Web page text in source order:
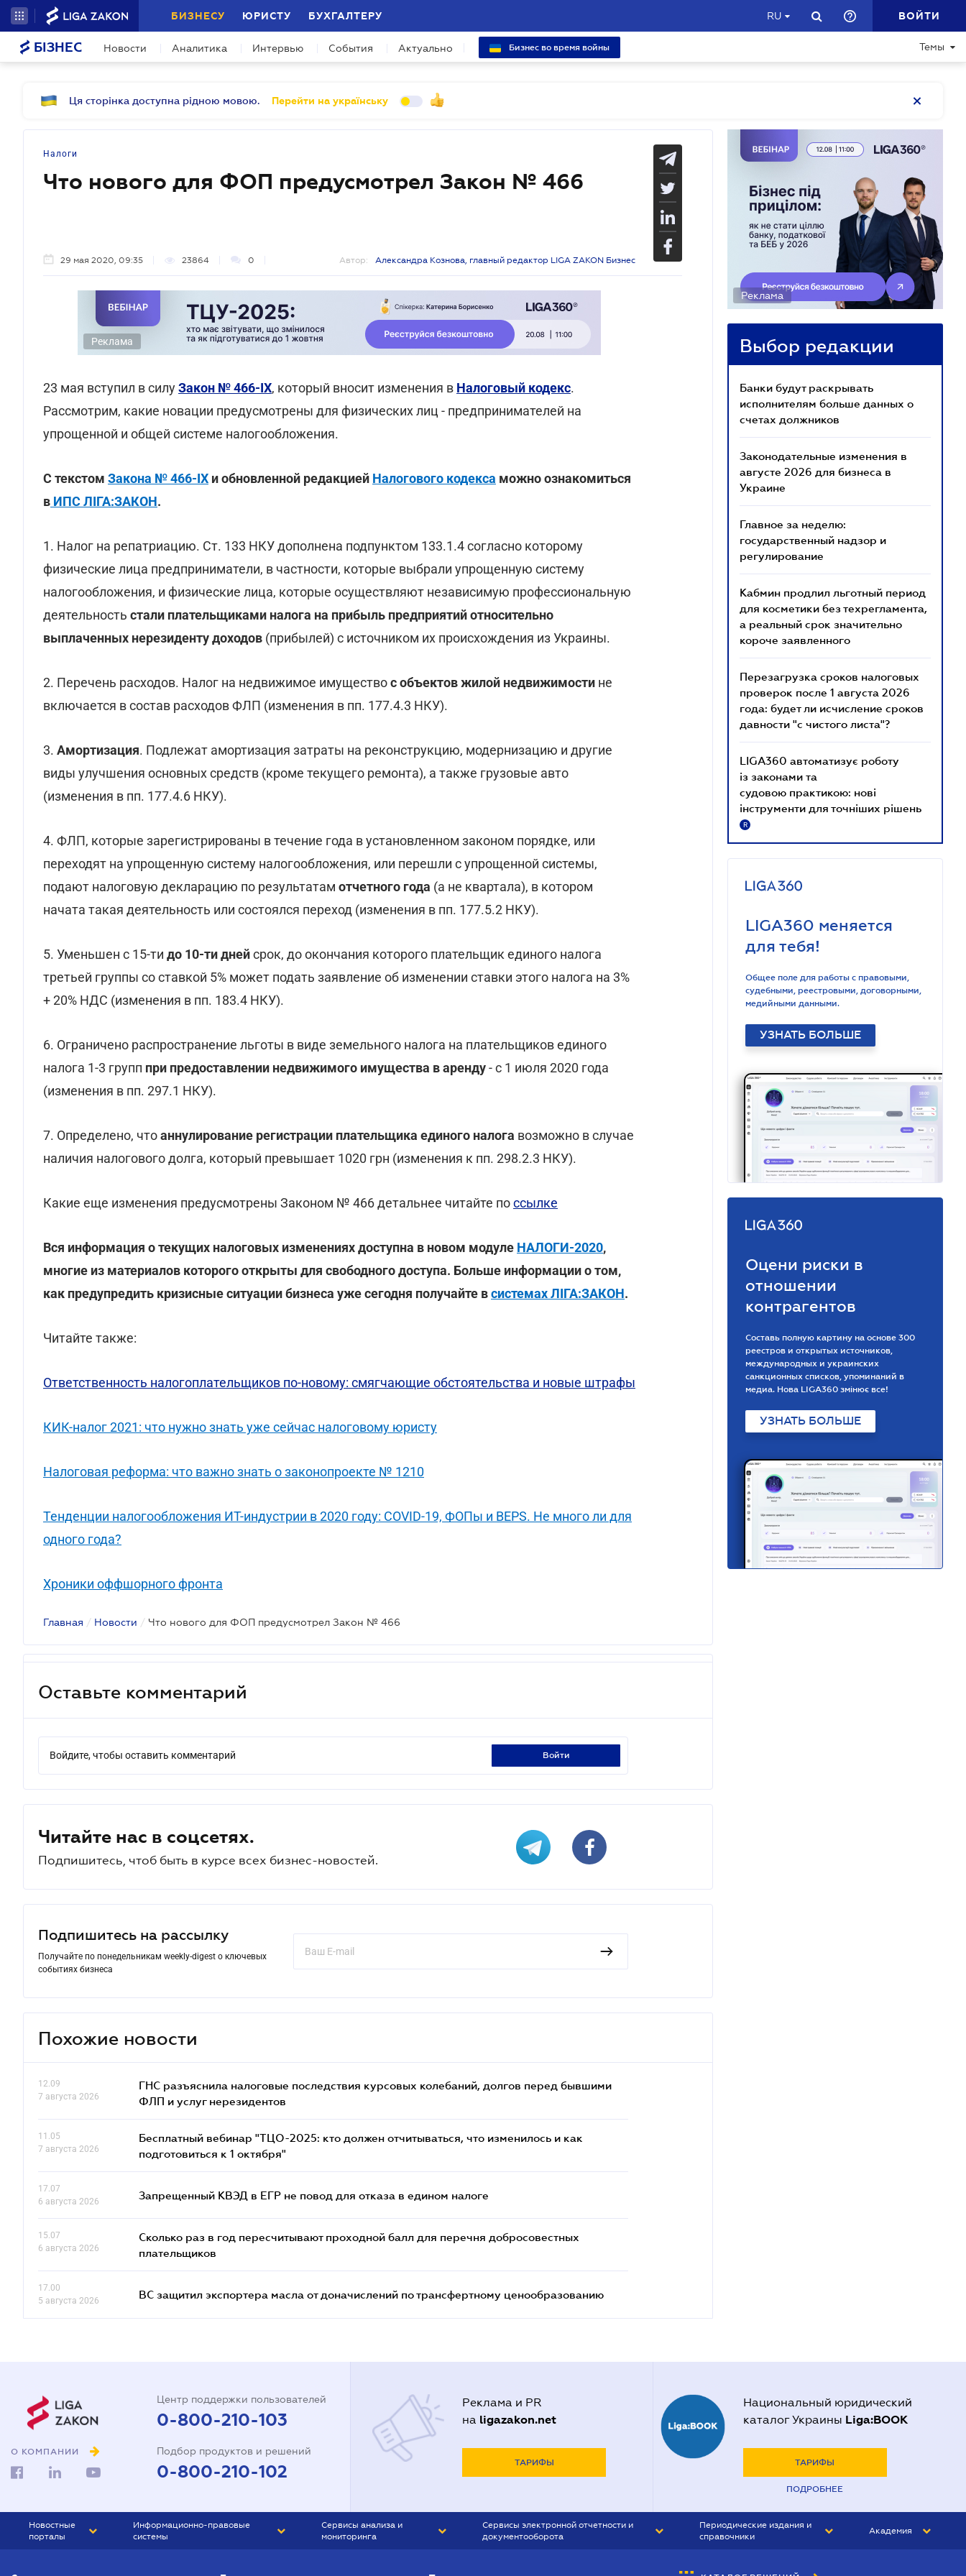
БИЗНЕСУ ЮРИСТУ БУХГАЛТЕРУ RU ВОЙТИ
БІЗНЕС Новости Аналитика Интервью События Актуально Бизнес во время войны Темы
Ця сторінка доступна рідною мовою. Перейти на українську
Налоги
Что нового для ФОП предусмотрел Закон № 466
29 мая 2020, 09:35 23864 0 Автор: Александра Кознова, главный редактор LIGA ZAKON Бизнес
Реклама
23 мая вступил в силуЗакон № 466-IX, который вносит изменения в Налоговый кодекс.
Рассмотрим, какие новации предусмотрены для физических лиц - предпринимателей на
упрощенной и общей системе налогообложения.
С текстом Закона № 466-IX и обновленной редакцией Налогового кодекса можно ознакомиться
в ИПС ЛІГА:ЗАКОН.
1. Налог на репатриацию. Ст. 133 НКУ дополнена подпунктом 133.1.4 согласно которому
физические лица предприниматели, в частности, которые выбрали упрощенную систему
налогообложения, и физические лица, которые осуществляют независимую профессиональную
деятельность стали плательщиками налога на прибыль предприятий относительно
выплаченных нерезиденту доходов (прибылей) с источником их происхождения из Украины.
2. Перечень расходов. Налог на недвижимое имуществос объектов жилой недвижимости не
включается в состав расходов ФЛП (изменения в пп. 177.4.3 НКУ).
3. Амортизация. Подлежат амортизация затраты на реконструкцию, модернизацию и другие
виды улучшения основных средств (кроме текущего ремонта), а также грузовые авто
(изменения в пп. 177.4.6 НКУ).
4. ФЛП, которые зарегистрированы в течение года в установленном законом порядке, или
переходят на упрощенную систему налогообложения, или перешли с упрощенной системы,
подают налоговую декларацию по результатам отчетного года (а не квартала), в котором
начата такая деятельность или состоялся переход (изменения в пп. 177.5.2 НКУ).
5. Уменьшен с 15-ти до 10-ти днейсрок, до окончания которого плательщик единого налога
третьей группы со ставкой 5% может подать заявление об изменении ставки этого налога на 3%
+ 20% НДС (изменения в пп. 183.4 НКУ).
6. Ограничено распространение льготы в виде земельного налога на плательщиков единого
налога 1-3 групп при предоставлении недвижимого имущества в аренду- с 1 июля 2020 года
(изменения в пп. 297.1 НКУ).
7. Определено, чтоаннулирование регистрации плательщика единого налога возможно в случае
наличия налогового долга, который превышает 1020 грн (изменения к пп. 298.2.3 НКУ).
Какие еще изменения предусмотрены Законом № 466 детальнее читайте поссылке
Вся информация о текущих налоговых изменениях доступна в новом модуле НАЛОГИ-2020,
многие из материалов которого открыты для свободного доступа. Больше информации о том,
как предупредить кризисные ситуации бизнеса уже сегодня получайте всистемах ЛІГА:ЗАКОН.
Читайте также:
Ответственность налогоплательщиков по-новому: смягчающие обстоятельства и новые штрафы
КИК-налог 2021: что нужно знать уже сейчас налоговому юристу
Налоговая реформа: что важно знать о законопроекте № 1210
Тенденции налогообложения ИТ-индустрии в 2020 году: COVID-19, ФОПы и BEPS. Не много ли для
одного года?
Хроники оффшорного фронта
Главная / Новости / Что нового для ФОП предусмотрел Закон № 466
Оставьте комментарий
Войдите, чтобы оставить комментарий войти
Читайте нас в соцсетях.
Подпишитесь, чтоб быть в курсе всех бизнес-новостей.
Подпишитесь на рассылку
Получайте по понедельникам weekly-digest о ключевых
событиях бизнеса
Похожие новости
12.09
7 августа 2026
ГНС разъяснила налоговые последствия курсовых колебаний, долгов перед бывшими
ФЛП и услуг нерезидентов
11.05
7 августа 2026
Бесплатный вебинар "ТЦО-2025: кто должен отчитываться, что изменилось и как
подготовиться к 1 октября"
17.07
6 августа 2026
Запрещенный КВЭД в ЕГР не повод для отказа в едином налоге
15.07
6 августа 2026
Сколько раз в год пересчитывают проходной балл для перечня добросовестных
плательщиков
17.00
5 августа 2026
ВС защитил экспортера масла от доначислений по трансфертному ценообразованию
Реклама
Выбор редакции
Банки будут раскрывать
исполнителям больше данных о
счетах должников
Законодательные изменения в
августе 2026 для бизнеса в
Украине
Главное за неделю:
государственный надзор и
регулирование
Кабмин продлил льготный период
для косметики без техрегламента,
а реальный срок значительно
короче заявленного
Перезагрузка сроков налоговых
проверок после 1 августа 2026
года: будет ли исчисление сроков
давности "с чистого листа"?
LIGA360 автоматизує роботу
із законами та
судовою практикою: нові
інструменти для точніших рішень
R
LIGA360 меняется
для тебя!
Общее поле для работы с правовыми,
судебными, реестровыми, договорными,
медийными данными.
УЗНАТЬ БОЛЬШЕ
Оцени риски в
отношении
контрагентов
Составь полную картину на основе 300
реестров и открытых источников,
международных и украинских
санкционных списков, упоминаний в
медиа. Нова LIGA360 змінює все!
УЗНАТЬ БОЛЬШЕ
О КОМПАНИИ
Центр поддержки пользователей
0-800-210-103
Подбор продуктов и решений
0-800-210-102
Реклама и PR
на ligazakon.net
ТАРИФЫ
Национальный юридический
каталог Украины Liga:BOOK
ТАРИФЫ
ПОДРОБНЕЕ
Новостные
порталы
Информационно-правовые
системы
Сервисы анализа и
мониторинга
Сервисы электронной отчетности и
документооборота
Периодические издания и
справочники
Академия